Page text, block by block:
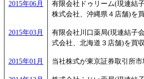
2015年06月
有限会社ドゥリーム(現連結
株式会社、沖縄県４店舗)を買
2015年03月
有限会社川口薬局(現連結子
式会社、北海道３店舗)を買収
2015年01月 当社株式が東京証券取引所市